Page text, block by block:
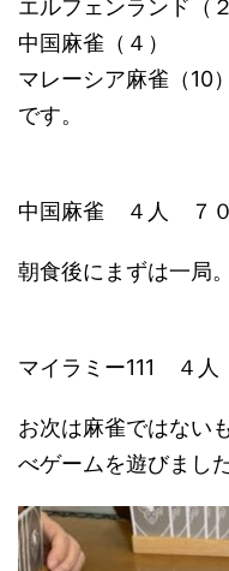
エルフェンランド（２
中国麻雀（４）
マレーシア麻雀（10）
です。
中国麻雀 ４人 ７
朝食後にまずは一局
マイラミー111 ４
お次は麻雀ではない
べゲームを遊びました